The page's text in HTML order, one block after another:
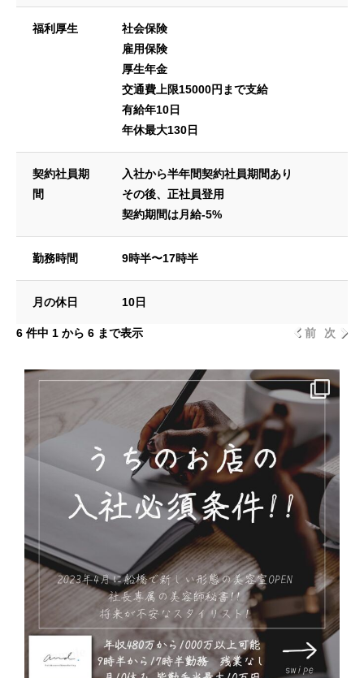
福利厚生
社会保険
雇用保険
厚生年金
交通費上限15000円まで支給
有給年10日
年休最大130日
契約社員期
間
入社から半年間契約社員期間あり
その後、正社員登用
契約期間は月給-5%
勤務時間 9時半〜17時半
月の休日 10日
6 件中 1 から 6 まで表示 前 次